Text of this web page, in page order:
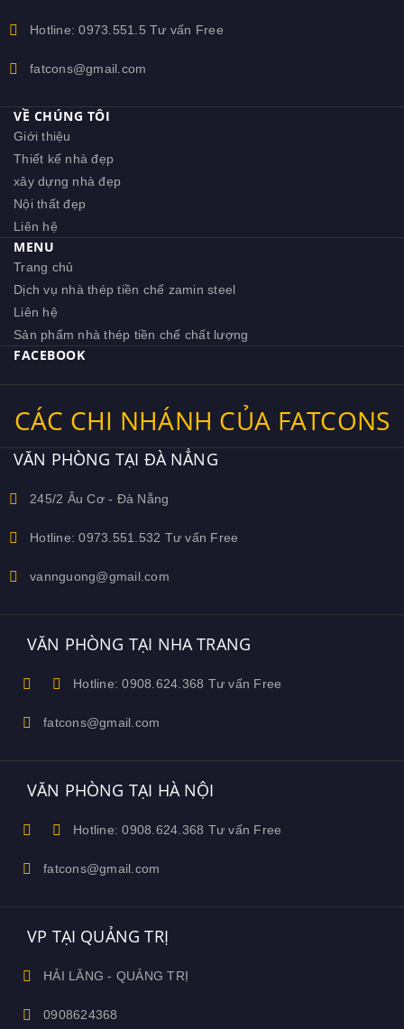
Hotline: 0973.551.5 Tư vấn Free
fatcons@gmail.com
VỀ CHÚNG TÔI
Giới thiệu
Thiết kế nhà đẹp
xây dựng nhà đẹp
Nội thất đẹp
Liên hệ
MENU
Trang chủ
Dịch vụ nhà thép tiền chế zamin steel
Liên hệ
Sản phẩm nhà thép tiền chế chất lượng
FACEBOOK
CÁC CHI NHÁNH CỦA FATCONS
VĂN PHÒNG TẠI ĐÀ NẲNG
245/2 Âu Cơ - Đà Nẵng
Hotline: 0973.551.532 Tư vấn Free
vannguong@gmail.com
VĂN PHÒNG TẠI NHA TRANG
Hotline: 0908.624.368 Tư vấn Free
fatcons@gmail.com
VĂN PHÒNG TẠI HÀ NỘI
Hotline: 0908.624.368 Tư vấn Free
fatcons@gmail.com
VP TẠI QUẢNG TRỊ
HẢI LĂNG - QUẢNG TRỊ
0908624368